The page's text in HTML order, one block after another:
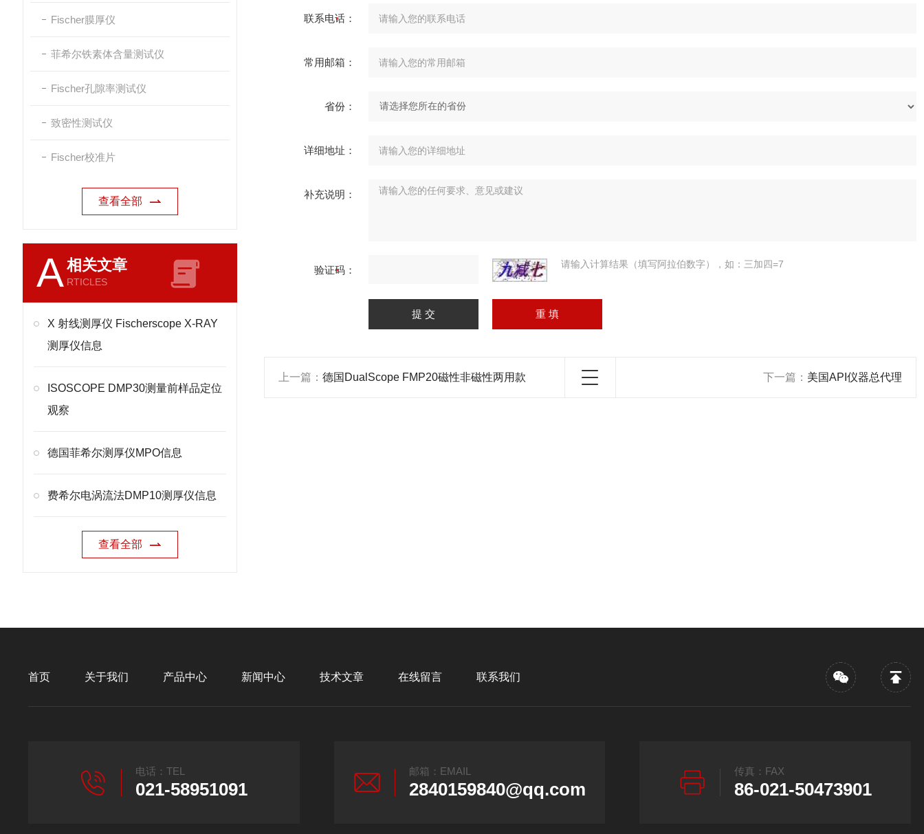
Fischer膜厚仪
菲希尔铁素体含量测试仪
Fischer孔隙率测试仪
致密性测试仪
Fischer校准片
查看全部
A相关文章
RTICLES
X 射线测厚仪 Fischerscope X-RAY
测厚仪信息
ISOSCOPE DMP30测量前样品定位
观察
德国菲希尔测厚仪MPO信息
费希尔电涡流法DMP10测厚仪信息
查看全部
联系电话：
常用邮箱：
省份：
详细地址：
补充说明：
验证码： 请输入计算结果（填写阿拉伯数字），如：三加四=7
上一篇： 德国DualScope FMP20磁性非磁性两用款 下一篇： 美国API仪器总代理
首页 关于我们 产品中心 新闻中心 技术文章 在线留言 联系我们
电话：TEL
021-58951091
邮箱：EMAIL
2840159840@qq.com
传真：FAX
86-021-50473901